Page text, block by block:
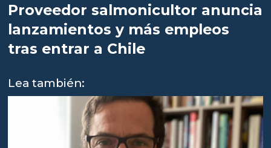
Proveedor salmonicultor anuncia
lanzamientos y más empleos
tras entrar a Chile
Lea también: